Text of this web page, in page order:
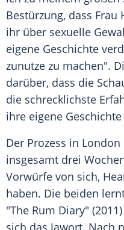
Bestürzung, dass Frau
ihr über sexuelle
eigene Geschichte
zunutze zu machen".
darüber, dass die
die schrecklichste
ihre eigene
Der Prozess in London
insgesamt drei
Vorwürfe von sich,
haben. Die beiden
"The Rum Diary"